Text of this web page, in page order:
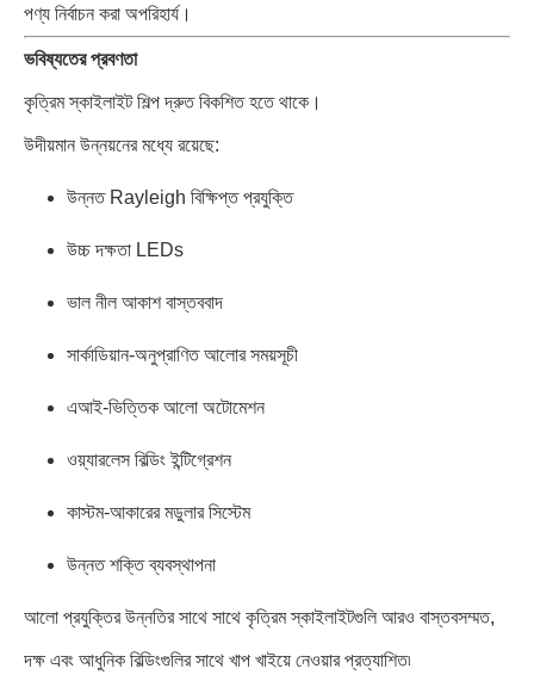
পণ্য নির্বাচন করা অপরিহার্য।
ভবিষ্যতের প্রবণতা
কৃত্রিম স্কাইলাইট শিল্প দ্রুত বিকশিত হতে থাকে।
উদীয়মান উন্নয়নের মধ্যে রয়েছে:
উন্নত Rayleigh বিক্ষিপ্ত প্রযুক্তি
উচ্চ দক্ষতা LEDs
ভাল নীল আকাশ বাস্তববাদ
সার্কাডিয়ান-অনুপ্রাণিত আলোর সময়সূচী
এআই-ভিত্তিক আলো অটোমেশন
ওয়্যারলেস বিল্ডিং ইন্টিগ্রেশন
কাস্টম-আকারের মডুলার সিস্টেম
উন্নত শক্তি ব্যবস্থাপনা
আলো প্রযুক্তির উন্নতির সাথে সাথে কৃত্রিম স্কাইলাইটগুলি আরও বাস্তবসম্মত,
দক্ষ এবং আধুনিক বিল্ডিংগুলির সাথে খাপ খাইয়ে নেওয়ার প্রত্যাশিত৷